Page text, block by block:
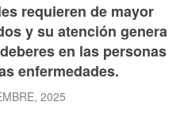
requieren de mayor
y su atención genera
en las personas
enfermedades.
2025